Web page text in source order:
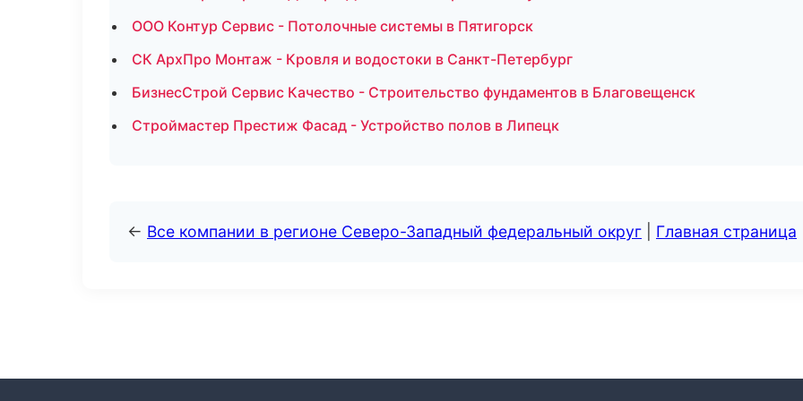
ООО Контур Сервис - Потолочные системы в Пятигорск
СК АрхПро Монтаж - Кровля и водостоки в Санкт-Петербург
БизнесСтрой Сервис Качество - Строительство фундаментов в Благовещенск
Строймастер Престиж Фасад - Устройство полов в Липецк
← Все компании в регионе Северо-Западный федеральный округ Главная страница